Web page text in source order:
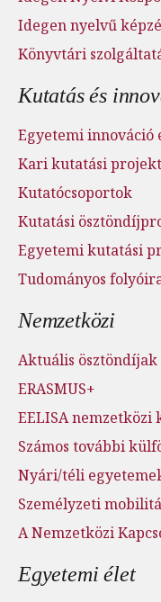
Idegen nyelvű
Könyvtári
Kutatás és
Egyetemi innováció
Kari kutatási
Kutatócsoportok
Kutatási
Egyetemi kutatási
Tudományos
Nemzetközi
Aktuális ösztöndíjak
ERASMUS+
EELISA nemzetközi
Számos további
Nyári/téli
Személyzeti
A Nemzetközi
Egyetemi élet